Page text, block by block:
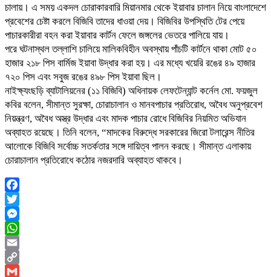
চালায়। এ সময় একদল চোরাকারবারি মিয়ানমার থেকে ইয়াবার চালান নিয়ে বাংলাদেশে
প্রবেশের চেষ্টা করলে বিজিবি তাদের ধাওয়া দেয়। বিজিবির উপস্থিতি টের পেয়ে
পাচারকারীরা বহন করা ইয়াবার কার্টন ফেলে জঙ্গলের ভেতরে পালিয়ে যায়।
পরে ঘটনাস্থল তল্লাশি চালিয়ে মালিকবিহীন অবস্থায় পাঁচটি কার্টনে থাকা মোট ৫০
হাজার ২১৮ পিস বার্মিজ ইয়াবা উদ্ধার করা হয়। এর মধ্যে খয়েরি রঙের ৪৯ হাজার
৭২০ পিস এবং সবুজ রঙের ৪৯৮ পিস ইয়াবা ছিল।
নাইক্ষ্যংছড়ি ব্যাটালিয়নের (১১ বিজিবি) অধিনায়ক লেফটেন্যান্ট কর্নেল মো. ফয়জুল
কবির বলেন, সীমান্ত সুরক্ষা, চোরাচালান ও মানবপাচার প্রতিরোধ, অবৈধ অনুপ্রবেশ
নিয়ন্ত্রণ, অবৈধ অস্ত্র উদ্ধার এবং মাদক পাচার রোধে বিজিবির নিয়মিত অভিযান
অব্যাহত রয়েছে। তিনি বলেন, “মাদকের বিরুদ্ধে সরকারের জিরো টলারেন্স নীতির
আলোকে বিজিবি সর্বোচ্চ সতর্কতার সঙ্গে দায়িত্ব পালন করছে। সীমান্ত এলাকায়
চোরাচালান প্রতিরোধে কঠোর নজরদারি অব্যাহত থাকবে।
Facebook
Twitter
Messenger
WhatsApp
Email
Copy